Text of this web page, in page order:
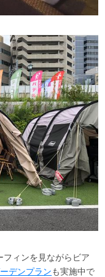
ィンを見ながらビア
デンプランも実施中で